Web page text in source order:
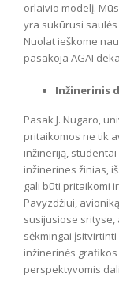
orlaivio modelį.
yra sukūrusi
Nuolat ieškome
pasakoja AGAI
Inžinerinis
Pasak J. Nugaro,
pritaikomos ne tik
inžineriją,
inžinerines žinias,
gali būti pritaikomi
Pavyzdžiui,
susijusiose srityse,
sėkmingai
inžinerinės grafikos
perspektyvomis